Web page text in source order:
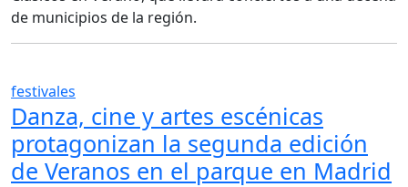
de municipios de la región.
festivales
Danza, cine y artes escénicas
protagonizan la segunda edición
de Veranos en el parque en Madrid